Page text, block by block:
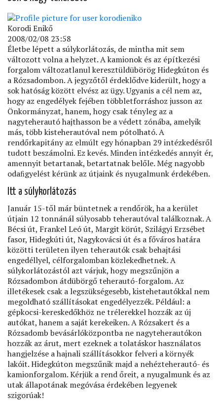
Korodi Enikő
2008/02/08 23:58
Életbe lépett a súlykorlátozás, de mintha mit sem
változott volna a helyzet. A kamionok és az építkezési
forgalom változatlanul keresztüldübörög Hidegkúton és
a Rózsadombon. A jegyzőtől érdeklődve kiderült, hogy a
sok hatóság között elvész az ügy. Ugyanis a cél nem az,
hogy az engedélyek fejében többletforráshoz jusson az
Önkormányzat, hanem, hogy csak tényleg az a
nagyteherautó hajthasson be a védett zónába, amelyik
más, több kisteherautóval nem pótolható. A
rendőrkapitány az elmúlt egy hónapban 29 intézkedésről
tudott beszámolni. Ez kevés. Minden intézkedés annyit ér,
amennyit betartanak, betartatnak belőle. Még nagyobb
odaﬁgyelést kérünk az útjaink és nyugalmunk érdekében.
Itt a súlykorlátozás
Január 15-től már büntetnek a rendőrök, ha a kerület
útjain 12 tonnánál súlyosabb teherautóval találkoznak. A
Bécsi út, Frankel Leó út, Margit körút, Szilágyi Erzsébet
fasor, Hidegkúti út, Nagykovácsi út és a főváros határa
közötti területen ilyen teherautók csak behajtási
engedéllyel, célforgalomban közlekedhetnek. A
súlykorlátozástól azt várjuk, hogy megszűnjön a
Rózsadombon átdübörgő teherautó-forgalom. Az
illetékesek csak a legszükségesebb, kistehetautókkal nem
megoldható szállításokat engedélyezzék. Például: a
gépkocsi-kereskedőkhöz ne trélerekkel hozzák az új
autókat, hanem a saját kerekeiken. A Rózsakert és a
Rózsadomb bevásárlóközpontba ne nagyteherautókon
hozzák az árut, mert ezeknek a tolatáskor használatos
hangjelzése a hajnali szállításokkor felveri a környék
lakóit. Hidegkúton megszűnik majd a nehézteherautó- és
kamionforgalom. Kérjük a rend őreit, a nyugalmunk és az
utak állapotának megóvása érdekében legyenek
szigorúak!